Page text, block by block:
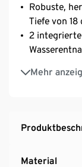
Robuste,
Tiefe von 18
2
Mehr
UV- und
100%
Material